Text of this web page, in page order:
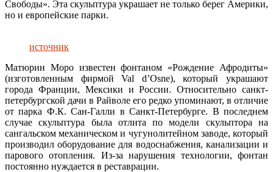
Свободы». Эта скульптура украшает не только берег Америки,
но и европейские парки.
источник
Матюрин Моро известен фонтаном «Рождение Афродиты»
(изготовленным фирмой Val d’Osne), который украшают
города Франции, Мексики и России. Относительно санкт-
петербургской дачи в Райволе его редко упоминают, в отличие
от парка Ф.К. Сан-Галли в Санкт-Петербурге. В последнем
случае скульптура была отлита по модели скульптора на
сангальском механическом и чугунолитейном заводе, который
производил оборудование для водоснабжения, канализации и
парового отопления. Из-за нарушения технологии, фонтан
постоянно нуждается в реставрации.